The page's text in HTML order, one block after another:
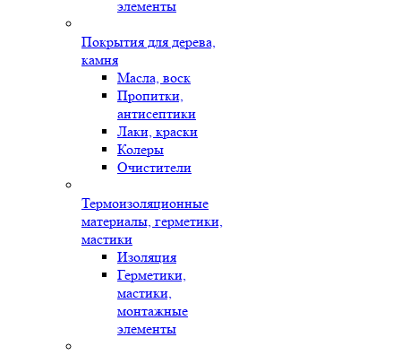
элементы
Покрытия для дерева,
камня
Масла, воск
Пропитки,
антисептики
Лаки, краски
Колеры
Очистители
Термоизоляционные
материалы, герметики,
мастики
Изоляция
Герметики,
мастики,
монтажные
элементы